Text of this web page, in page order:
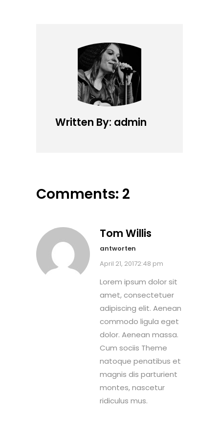
Written By: admin
Comments: 2
Tom Willis
antworten
April 21, 20172:48 pm
Lorem ipsum dolor sit
amet, consectetuer
adipiscing elit. Aenean
commodo ligula eget
dolor. Aenean massa.
Cum sociis Theme
natoque penatibus et
magnis dis parturient
montes, nascetur
ridiculus mus.